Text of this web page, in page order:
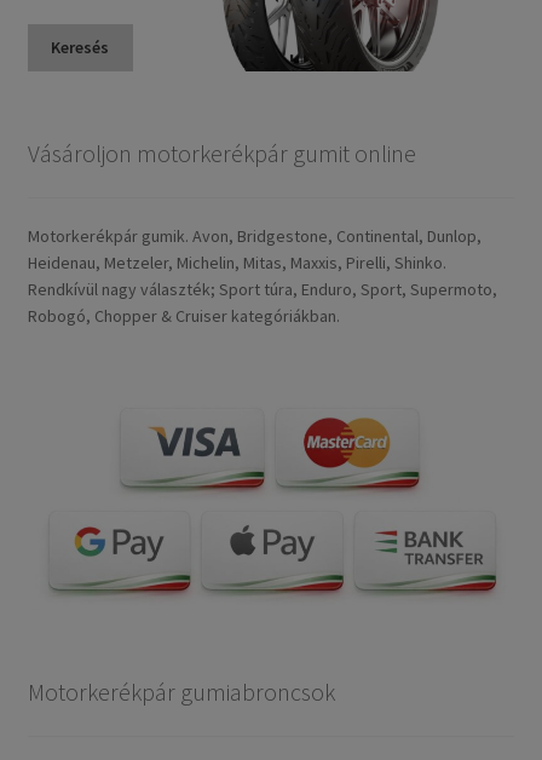
Keresés
Vásároljon motorkerékpár gumit online
Motorkerékpár gumik. Avon, Bridgestone, Continental, Dunlop,
Heidenau, Metzeler, Michelin, Mitas, Maxxis, Pirelli, Shinko.
Rendkívül nagy választék; Sport túra, Enduro, Sport, Supermoto,
Robogó, Chopper & Cruiser kategóriákban.
Motorkerékpár gumiabroncsok